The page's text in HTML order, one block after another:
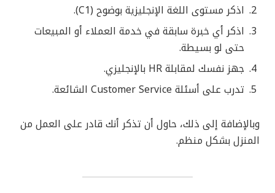
اذكر مستوى اللغة الإنجليزية بوضوح (C1).
اذكر أي خبرة سابقة في خدمة العملاء أو المبيعات
حتى لو بسيطة.
جهز نفسك لمقابلة HR بالإنجليزي.
تدرب على أسئلة Customer Service الشائعة.
وبالإضافة إلى ذلك، حاول أن تذكر أنك قادر على العمل من
المنزل بشكل منظم.